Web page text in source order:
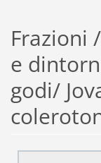
Frazioni
e
godi/